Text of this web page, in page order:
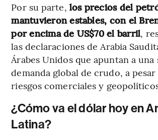
Por su parte, los precios del
mantuvieron estables, con el
por encima de US$70 el barril,
las declaraciones de Arabia
Árabes Unidos que apuntan a una
demanda global de crudo, a
riesgos comerciales y
¿Cómo va el dólar hoy en
Latina?